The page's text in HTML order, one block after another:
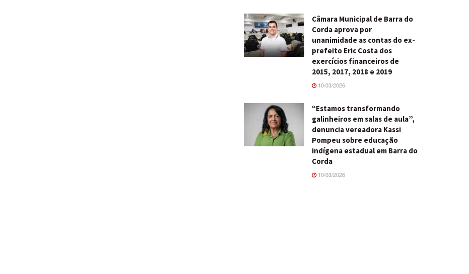
Câmara Municipal de Barra do
Corda aprova por
unanimidade as contas do ex-
prefeito Eric Costa dos
exercícios financeiros de
2015, 2017, 2018 e 2019
10/03/2026
“Estamos transformando
galinheiros em salas de aula”,
denuncia vereadora Kassi
Pompeu sobre educação
indígena estadual em Barra do
Corda
10/03/2026